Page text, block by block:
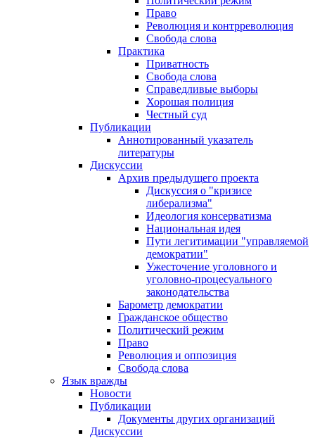
Право
Революция и контрреволюция
Свобода слова
Практика
Приватность
Свобода слова
Справедливые выборы
Хорошая полиция
Честный суд
Публикации
Аннотированный указатель
литературы
Дискуссии
Архив предыдущего проекта
Дискуссия о "кризисе
либерализма"
Идеология консерватизма
Национальная идея
Пути легитимации "управляемой
демократии"
Ужесточение уголовного и
уголовно-процесуального
законодательства
Барометр демократии
Гражданское общество
Политический режим
Право
Революция и оппозиция
Свобода слова
Язык вражды
Новости
Публикации
Документы других организаций
Дискуссии